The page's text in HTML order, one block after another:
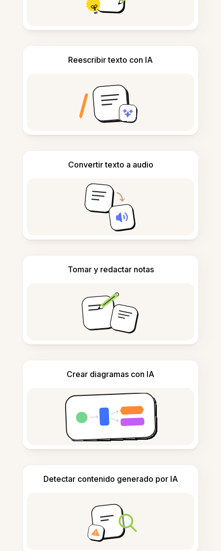
Reescribir texto con IA
Convertir texto a audio
Tomar y redactar notas
Crear diagramas con IA
Detectar contenido generado por IA